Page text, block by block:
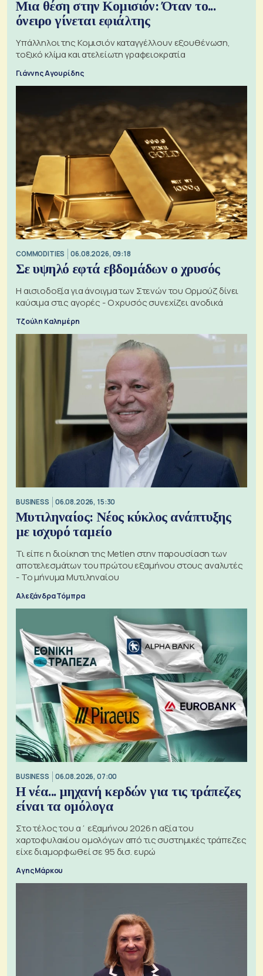
Μια θέση στην Κομισιόν: Όταν το...
όνειρο γίνεται εφιάλτης
Υπάλληλοι της Κομισιόν καταγγέλλουν εξουθένωση,
τοξικό κλίμα και ατελείωτη γραφειοκρατία
Γιάννης Αγουρίδης
COMMODITIES 06.08.2026, 09:18
Σε υψηλό εφτά εβδομάδων ο χρυσός
Η αισιοδοξία για άνοιγμα των Στενών του Ορμούζ δίνει
καύσιμα στις αγορές - Ο χρυσός συνεχίζει ανοδικά
Τζούλη Καλημέρη
BUSINESS 06.08.2026, 15:30
Μυτιληναίος: Νέος κύκλος ανάπτυξης
με ισχυρό ταμείο
Τι είπε η διοίκηση της Metlen στην παρουσίαση των
αποτελεσμάτων του πρώτου εξαμήνου στους αναλυτές
- Το μήνυμα Μυτιληναίου
Αλεξάνδρα Τόμπρα
BUSINESS 06.08.2026, 07:00
Η νέα... μηχανή κερδών για τις τράπεζες
είναι τα ομόλογα
Στο τέλος του α΄ εξαμήνου 2026 η αξία του
χαρτοφυλακίου ομολόγων από τις συστημικές τράπεζες
είχε διαμορφωθεί σε 95 δισ. ευρώ
Αγης Μάρκου